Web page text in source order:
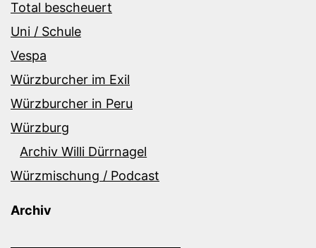
Total bescheuert
Uni / Schule
Vespa
Würzburcher im Exil
Würzburcher in Peru
Würzburg
Archiv Willi Dürrnagel
Würzmischung / Podcast
Archiv